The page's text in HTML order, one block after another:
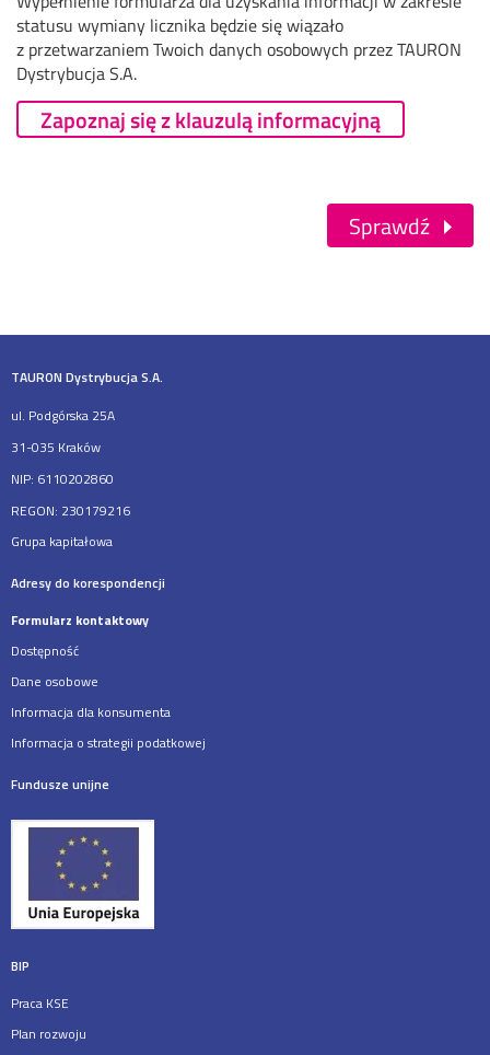
statusu wymiany licznika będzie się wiązało
z przetwarzaniem Twoich danych osobowych przez TAURON
Dystrybucja S.A.
Zapoznaj się z klauzulą informacyjną
Sprawdź
TAURON Dystrybucja S.A.
ul. Podgórska 25A
31-035 Kraków
NIP: 6110202860
REGON: 230179216
Grupa kapitałowa
Adresy do korespondencji
Formularz kontaktowy
Dostępność
Dane osobowe
Informacja dla konsumenta
Informacja o strategii podatkowej
Fundusze unijne
BIP
Praca KSE
Plan rozwoju